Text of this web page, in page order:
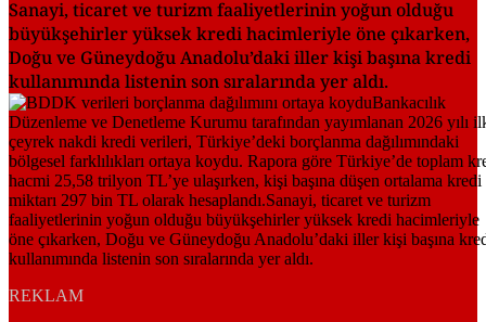
Sanayi, ticaret ve turizm faaliyetlerinin yoğun olduğu
büyükşehirler yüksek kredi hacimleriyle öne çıkarken,
Doğu ve Güneydoğu Anadolu’daki iller kişi başına kredi
kullanımında listenin son sıralarında yer aldı.
REKLAM